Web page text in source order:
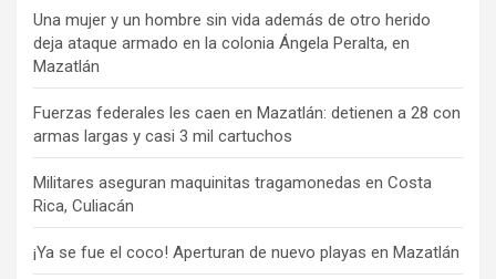
Una mujer y un hombre sin vida además de otro herido
deja ataque armado en la colonia Ángela Peralta, en
Mazatlán
Fuerzas federales les caen en Mazatlán: detienen a 28 con
armas largas y casi 3 mil cartuchos
Militares aseguran maquinitas tragamonedas en Costa
Rica, Culiacán
¡Ya se fue el coco! Aperturan de nuevo playas en Mazatlán